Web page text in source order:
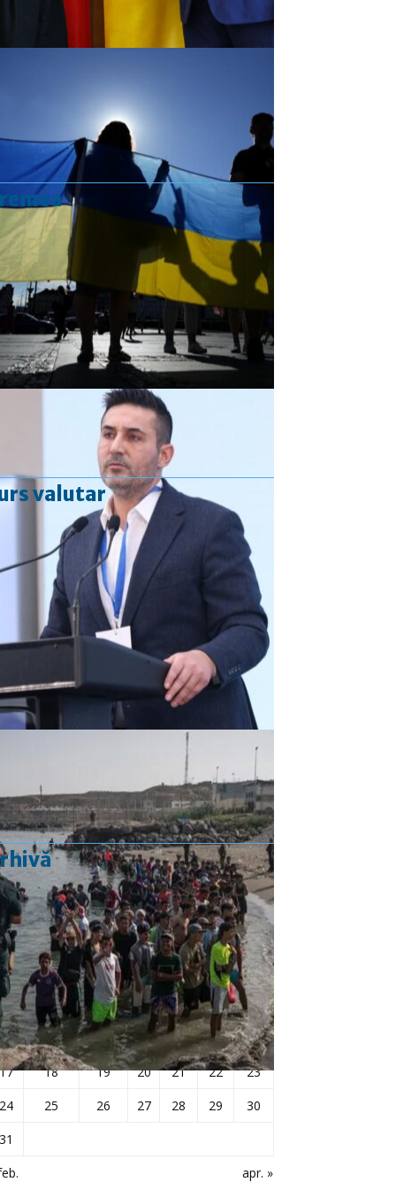
valutar
Curs valutar: 06 Aug 2026
EUR
: 5,2513 RON
+0,0024 ▲
USD: 4,5507 RON
+0,0027 ▲
CHF
: 5,6221 RON
+0,0011 ▲
GBP: 6,1236 RON
-0,0008 ▼
Convertor valutar
»
Rezultat:
martie 2025
L Ma Mi J V S D
apr. »
1
2
3
4 5 6 7 8
9
11 12 13 14 15
16
18 19 20 21 22
23
24
25 26 27 28 29
30
31